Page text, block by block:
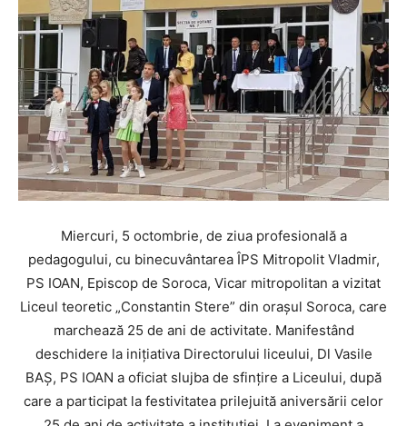
Miercuri, 5 octombrie, de ziua profesională a
pedagogului, cu binecuvântarea ÎPS Mitropolit Vladmir,
PS IOAN, Episcop de Soroca, Vicar mitropolitan a vizitat
Liceul teoretic „Constantin Stere” din orașul Soroca, care
marchează 25 de ani de activitate. Manifestând
deschidere la inițiativa Directorului liceului, Dl Vasile
BAȘ, PS IOAN a oficiat slujba de sfințire a Liceului, după
care a participat la festivitatea prilejuită aniversării celor